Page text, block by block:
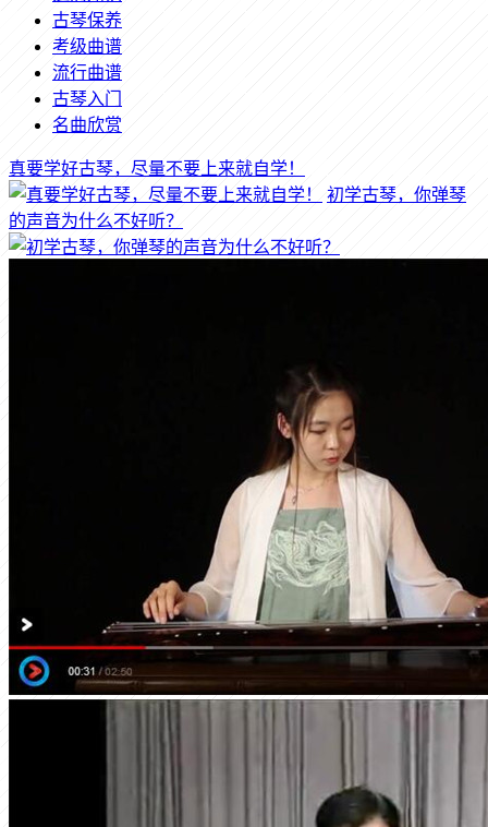
古琴保养
考级曲谱
流行曲谱
古琴入门
名曲欣赏
真要学好古琴，尽量不要上来就自学！
初学古琴，你弹琴
的声音为什么不好听？